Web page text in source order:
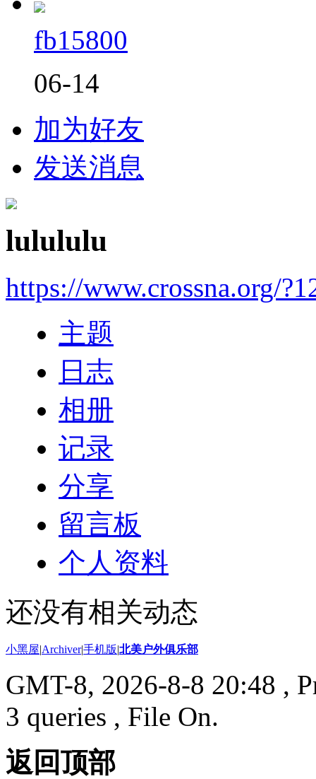
fb15800
06-14
加为好友
发送消息
lulululu
https://www.crossna.org/
主题
日志
相册
记录
分享
留言板
个人资料
还没有相关动态
小黑屋|Archiver|手机版|北美户外俱乐部
GMT-8, 2026-8-8 20:48 ,
3 queries , File On.
返回顶部